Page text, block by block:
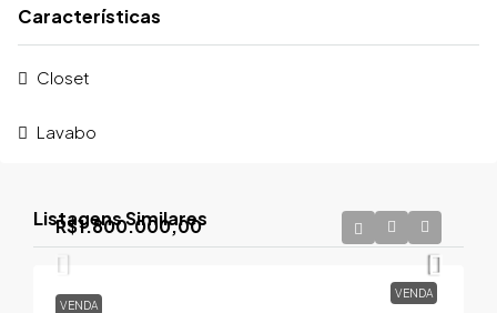
Características
Closet
Lavabo
Listagens Similares
VENDA
R$1.800.000,00
VENDA